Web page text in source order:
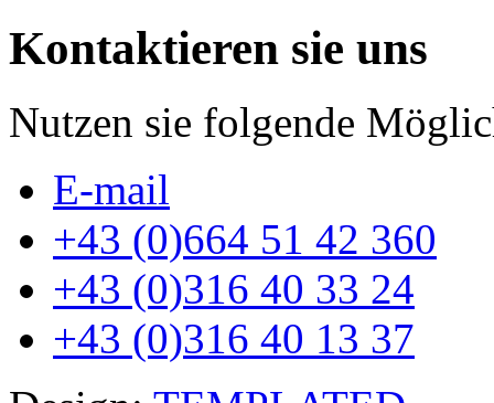
Kontaktieren sie uns
Nutzen sie folgende
E-mail
+43 (0)664 51 42 360
+43 (0)316 40 33 24
+43 (0)316 40 13 37